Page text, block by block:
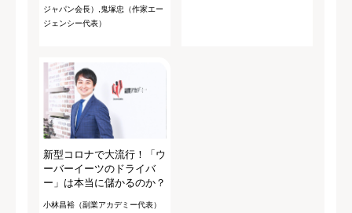
ジャパン会長）,鬼塚忠（作家エー
ジェンシー代表）
新型コロナで大流行！「ウ
ーバーイーツのドライバ
ー」は本当に儲かるのか？
小林昌裕（副業アカデミー代表）